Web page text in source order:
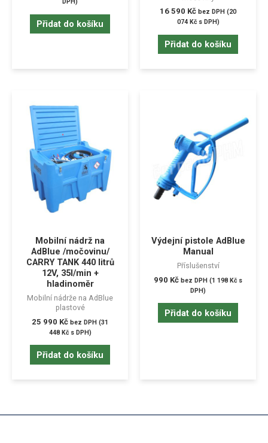
Přidat do košíku
16 590 Kč bez DPH (20
074 Kčs DPH)
Přidat do košíku
Mobilní nádrž na
AdBlue /močovinu/
CARRY TANK 440 litrů
12V, 35l/min +
hladinoměr
Mobilní nádrže na AdBlue
plastové
25 990 Kč bez DPH (31
448 Kčs DPH)
Přidat do košíku
Výdejní pistole AdBlue
Manual
Příslušenství
990 Kč bez DPH (1 198 Kč s
DPH)
Přidat do košíku